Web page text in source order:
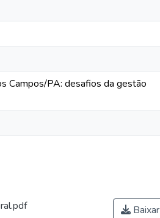
Campos/PA: desafios da gestão
Baixar